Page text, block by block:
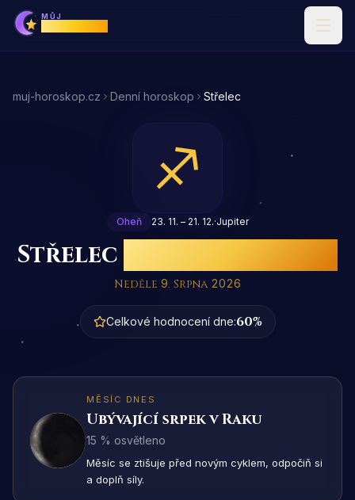
MŮJ
muj-horoskop.cz Denní horoskop Střelec
Oheň 23. 11. – 21. 12.·Jupiter
Střelec
Neděle 9. Srpna 2026
Celkové hodnocení dne:60%
MĚSÍC DNES
Ubývající srpek v Raku
15 % osvětleno
Měsíc se ztišuje před novým cyklem, odpočiň si
a doplň síly.